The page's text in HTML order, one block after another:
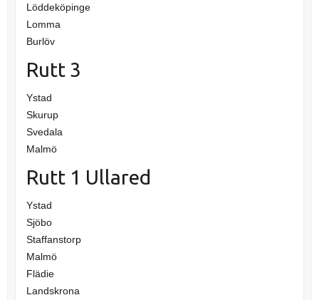
Löddeköpinge
Lomma
Burlöv
Rutt 3
Ystad
Skurup
Svedala
Malmö
Rutt 1 Ullared
Ystad
Sjöbo
Staffanstorp
Malmö
Flädie
Landskrona